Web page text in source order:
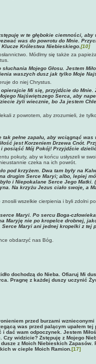
w te głębokie ciemności,
was do powrotu do Mnie.
Klucze Królestwa Niebieskiego. [10]
Módlmy się także za
Mojego Głosu. Jestem
waszych dusz jak tylko Moje
do niej Chrystus.
Mi się, przyjdźcie do
Najświętszego Serca, aby
żyli wiecznie, bo Ja jestem
z powrotem, aby zrozumieli, że
pełne zapału, aby wciągnąć
jest Korzeniem Drzewa Cnót.
Mój Pokój! Przyjdźcie
pokuty, aby w końcu usłyszeli w
czeka na ich powrót.
pod krzyżem. Dwa tam były na
drugim Serce Maryi; albo, lepiej
i Niepokalane Serce Jego Matki.
Na krzyżu Jezus ciało swoje, a
wszelkie cierpienia i byli zdolni
Maryi. Po sercu Boga-
Maryję nie po kropelce drobnej,
Maryi ani jednej kropelki z tej
obdarzyć nas Bóg.
dochodzą do Nieba. Ofiaruj Mi
Pragnę z każdej duszy uczynić
przed burzami wznieconymi
was przed palącym upałem
dać wam odpoczynek. Jestem
widzicie? Zstępuję z Mojego
z Moich Niebieskich Zapasów.
w cieple Moich Ramion. [17]